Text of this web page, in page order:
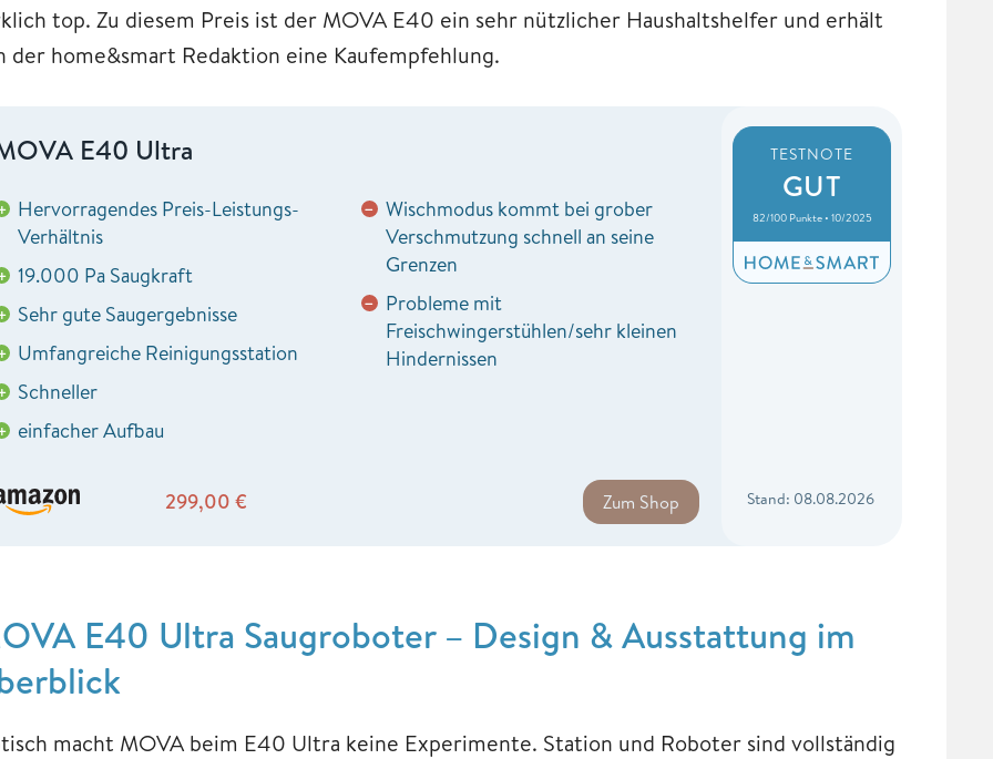
top. Zu diesem Preis ist der MOVA E40 ein sehr nützlicher Haushaltshelfer und erhält
der home&smart Redaktion eine Kaufempfehlung.
E40 Ultra
Hervorragendes Preis-Leistungs-
Verhältnis
19.000 Pa Saugkraft
Sehr gute Saugergebnisse
Umfangreiche Reinigungsstation
Schneller
einfacher Aufbau
− Wischmodus kommt bei grober
Verschmutzung schnell an seine
Grenzen
− Probleme mit
Freischwingerstühlen/sehr kleinen
Hindernissen
299,00 € Zum Shop
TESTNOTE
GUT
82/100 Punkte • 10/2025
Stand: 08.08.2026
E40 Ultra Saugroboter – Design & Ausstattung im
macht MOVA beim E40 Ultra keine Experimente. Station und Roboter sind vollständig